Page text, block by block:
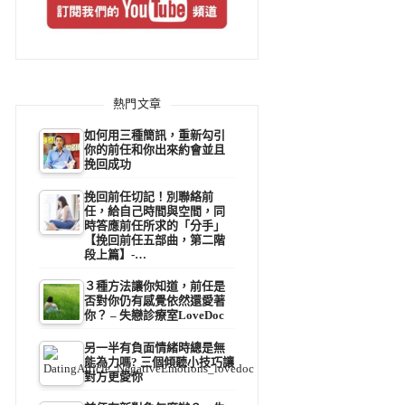
熱門文章
如何用三種簡訊，重新勾引
你的前任和你出來約會並且
挽回成功
挽回前任切記！別聯絡前
任，給自己時間與空間，同
時答應前任所求的「分手」
【挽回前任五部曲，第二階
段上篇】-…
３種方法讓你知道，前任是
否對你仍有感覺依然還愛著
你？ – 失戀診療室LoveDoc
另一半有負面情緒時總是無
能為力嗎? 三個傾聽小技巧讓
對方更愛你